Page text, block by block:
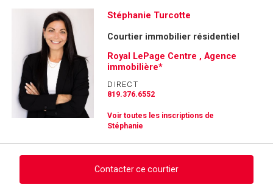
Stéphanie Turcotte
Courtier immobilier résidentiel
Royal LePage Centre , Agence
immobilière*
DIRECT
819.376.6552
Voir toutes les inscriptions de
Stéphanie
Contacter ce courtier